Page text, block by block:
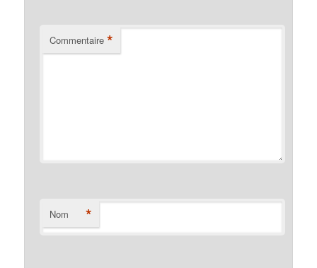
Commentaire *
Nom *